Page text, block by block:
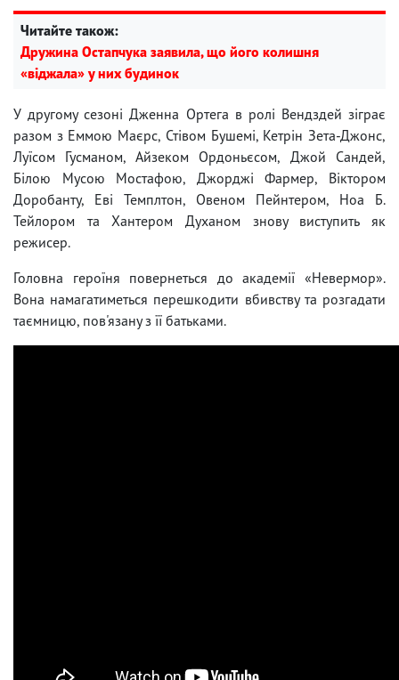
Читайте також:
Дружина Остапчука заявила, що його колишня
«віджала» у них будинок
У другому сезоні Дженна Ортега в ролі Вендздей зіграє
разом з Еммою Маєрс, Стівом Бушемі, Кетрін Зета-Джонс,
Луїсом Гусманом, Айзеком Ордоньєсом, Джой Сандей,
Білою Мусою Мостафою, Джорджі Фармер, Віктором
Доробанту, Еві Темплтон, Овеном Пейнтером, Ноа Б.
Тейлором та Хантером Духаном знову виступить як
режисер.
Головна героїня повернеться до академії «Невермор».
Вона намагатиметься перешкодити вбивству та розгадати
таємницю, пов'язану з її батьками.